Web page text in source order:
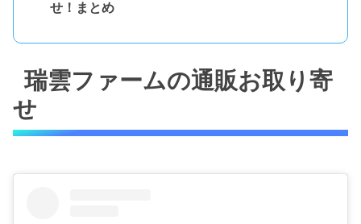
せ！まとめ
瑞雲ファームの通販お取り寄
せ